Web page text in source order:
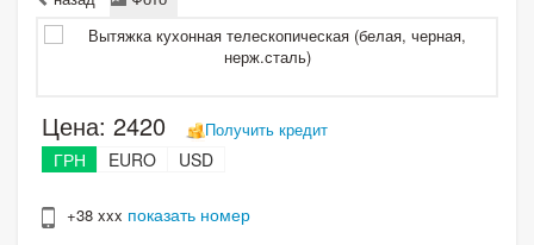
Цена: 2420 Получить кредит
ГРН EURO USD
+38 xxx показать номер